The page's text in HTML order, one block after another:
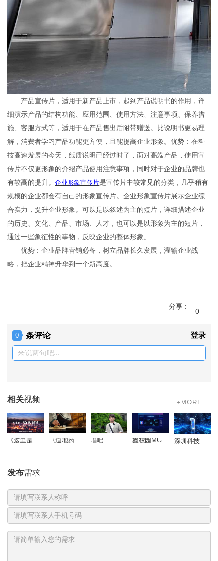
产品宣传片，适用于新产品上市，起到产品说明书的作用，详
细演示产品的结构功能、应用范围、使用方法、注意事项、保养措
施、客服方式等，适用于在产品售出后附带赠送。比说明书更易理
解，消费者学习产品功能更方便，且能提高企业形象。优势：在科
技高速发展的今天，纸质说明已经过时了，面对高端产品，使用宣
传片不仅更形象的介绍产品使用注意事项，同时对于企业的品牌也
有较高的提升。 企业形象宣传片是宣传片中较常见的分类，几乎稍有
规模的企业都会有自己的形象宣传片。企业形象宣传片展示企业综
合实力，提升企业形象。可以是以叙述为主的短片，详细描述企业
的历史、文化、产品、市场、人才，也可以是以形象为主的短片，
通过一些象征性的事物，反映企业的整体形象。
优势：企业品牌营销必备，树立品牌长久发展，灌输企业战
略，把企业精神升华到一个新高度。
0
分享：
0 条评论 登录
来说两句吧...
相关视频 +MORE
《这里是北京朝阳》 《道地药心》同仁堂药材参茸宣传片 唱吧 鑫校园MG动画 深圳科技影视周-开场视频
发布需求
系
电
话
号